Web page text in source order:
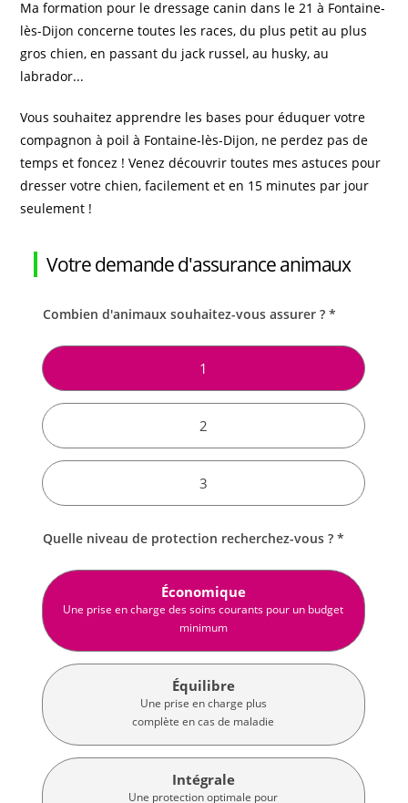
Ma formation pour le dressage canin dans le 21 à Fontaine-
lès-Dijon concerne toutes les races, du plus petit au plus
gros chien, en passant du jack russel, au husky, au
labrador...
Vous souhaitez apprendre les bases pour éduquer votre
compagnon à poil à Fontaine-lès-Dijon, ne perdez pas de
temps et foncez ! Venez découvrir toutes mes astuces pour
dresser votre chien, facilement et en 15 minutes par jour
seulement !